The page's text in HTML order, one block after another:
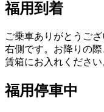
福用到着
ご乗車ありがとうご
右側です。お降りの
賃箱にお入れください
福用停車中